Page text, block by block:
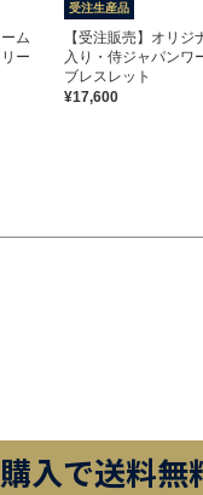
ム
ー
受注生産品
【受注販売】オリジ
入り・侍ジャパンワ
ブレスレット
¥17,600
入で送料無